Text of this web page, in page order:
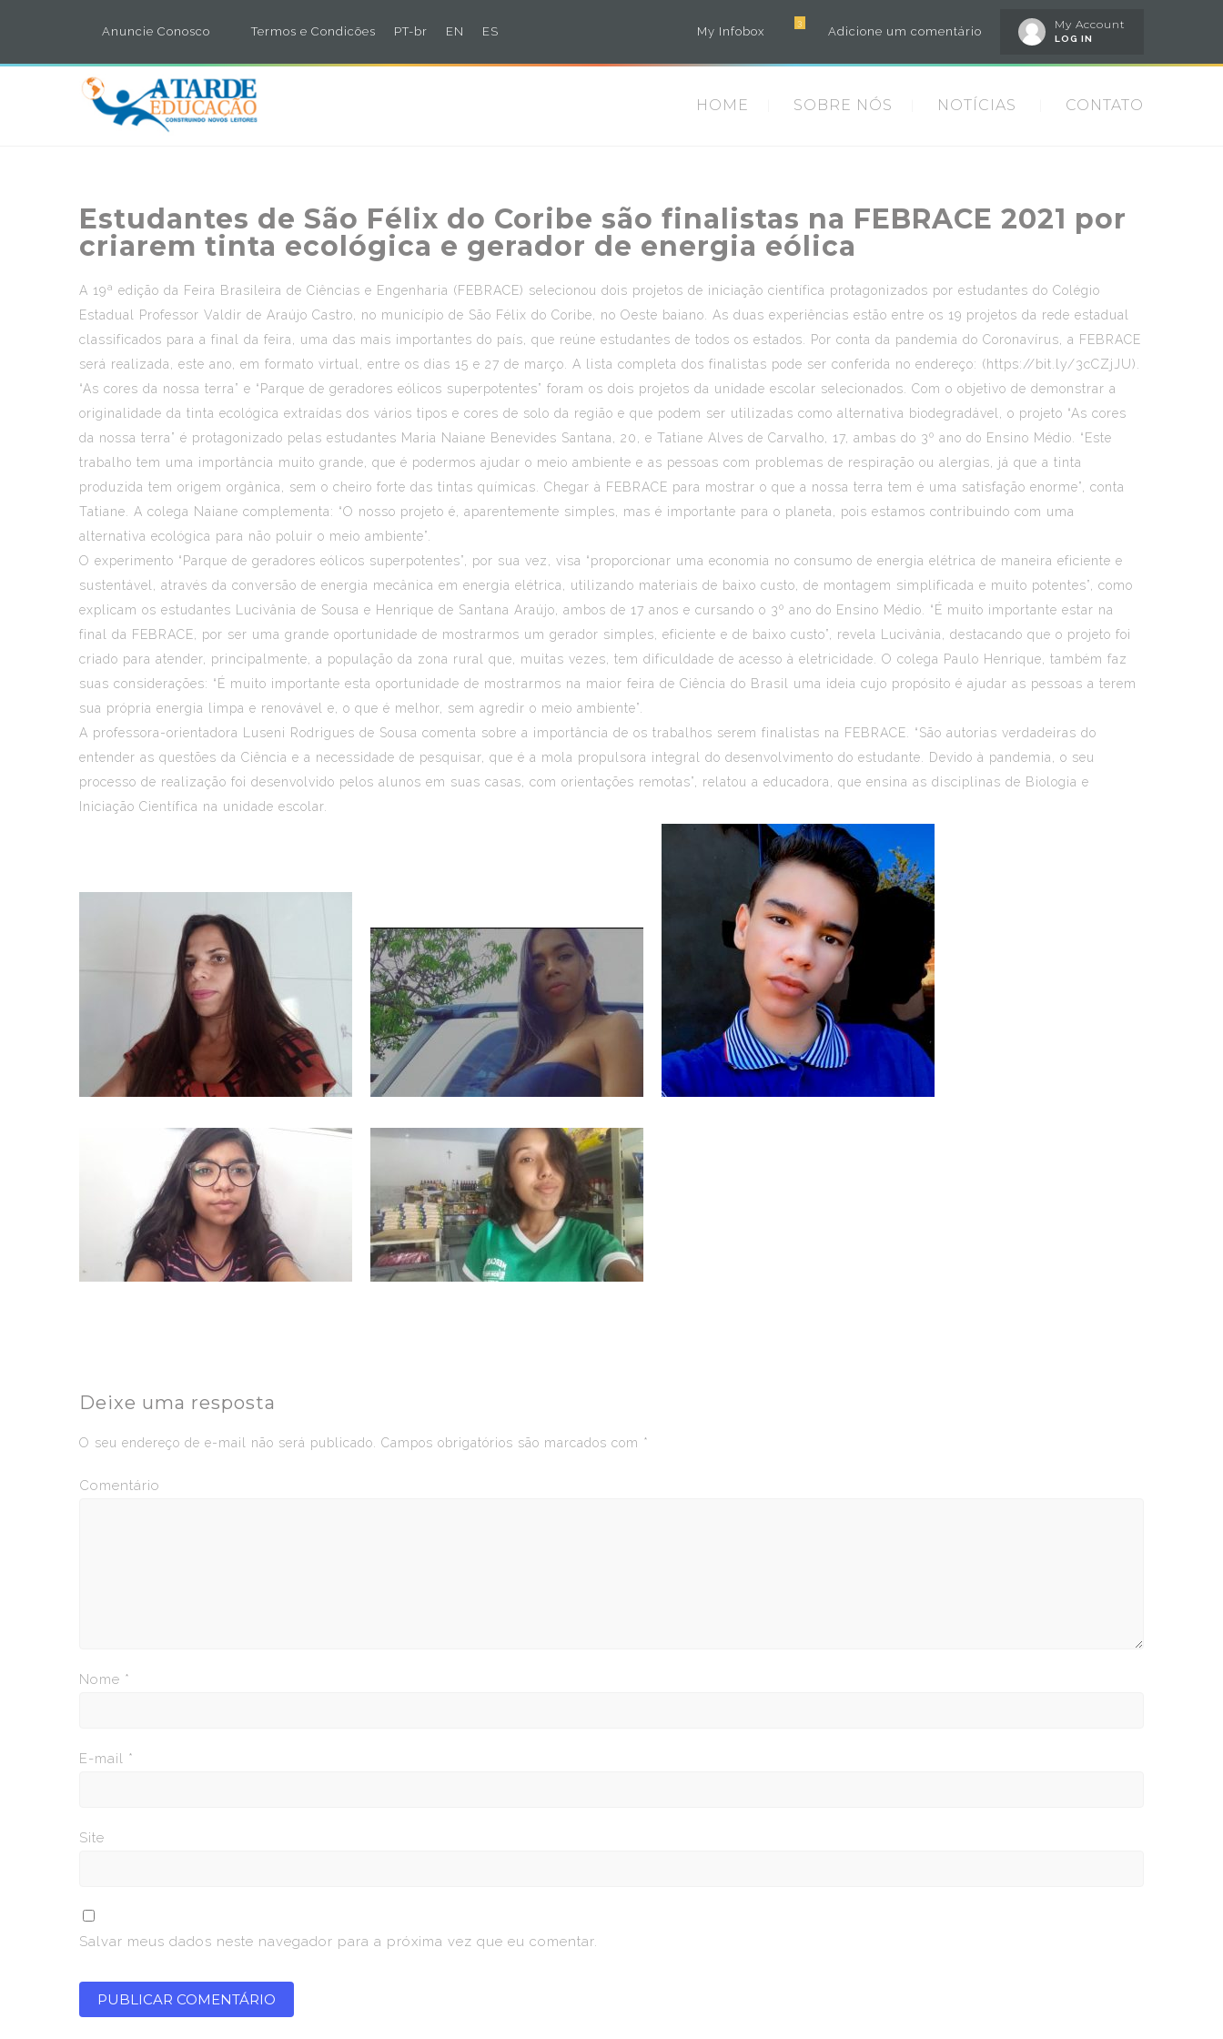
Anuncie Conosco Termos e Condicões PT-br EN ES
My Account
LOG IN
Adicione um comentário
3
My Infobox
HOME SOBRE NÓS NOTÍCIAS CONTATO
Estudantes de São Félix do Coribe são finalistas na FEBRACE 2021 por
criarem tinta ecológica e gerador de energia eólica
A 19ª edição da Feira Brasileira de Ciências e Engenharia (FEBRACE) selecionou dois projetos de iniciação científica protagonizados por estudantes do Colégio
Estadual Professor Valdir de Araújo Castro, no município de São Félix do Coribe, no Oeste baiano. As duas experiências estão entre os 19 projetos da rede estadual
classificados para a final da feira, uma das mais importantes do país, que reúne estudantes de todos os estados. Por conta da pandemia do Coronavírus, a FEBRACE
será realizada, este ano, em formato virtual, entre os dias 15 e 27 de março. A lista completa dos finalistas pode ser conferida no endereço: (https://bit.ly/3cCZjJU).
“As cores da nossa terra” e “Parque de geradores eólicos superpotentes” foram os dois projetos da unidade escolar selecionados. Com o objetivo de demonstrar a
originalidade da tinta ecológica extraídas dos vários tipos e cores de solo da região e que podem ser utilizadas como alternativa biodegradável, o projeto “As cores
da nossa terra” é protagonizado pelas estudantes Maria Naiane Benevides Santana, 20, e Tatiane Alves de Carvalho, 17, ambas do 3º ano do Ensino Médio. “Este
trabalho tem uma importância muito grande, que é podermos ajudar o meio ambiente e as pessoas com problemas de respiração ou alergias, já que a tinta
produzida tem origem orgânica, sem o cheiro forte das tintas químicas. Chegar à FEBRACE para mostrar o que a nossa terra tem é uma satisfação enorme”, conta
Tatiane. A colega Naiane complementa: “O nosso projeto é, aparentemente simples, mas é importante para o planeta, pois estamos contribuindo com uma
alternativa ecológica para não poluir o meio ambiente”.
O experimento “Parque de geradores eólicos superpotentes”, por sua vez, visa “proporcionar uma economia no consumo de energia elétrica de maneira eficiente e
sustentável, através da conversão de energia mecânica em energia elétrica, utilizando materiais de baixo custo, de montagem simplificada e muito potentes”, como
explicam os estudantes Lucivânia de Sousa e Henrique de Santana Araújo, ambos de 17 anos e cursando o 3º ano do Ensino Médio. “É muito importante estar na
final da FEBRACE, por ser uma grande oportunidade de mostrarmos um gerador simples, eficiente e de baixo custo”, revela Lucivânia, destacando que o projeto foi
criado para atender, principalmente, a população da zona rural que, muitas vezes, tem dificuldade de acesso à eletricidade. O colega Paulo Henrique, também faz
suas considerações: “É muito importante esta oportunidade de mostrarmos na maior feira de Ciência do Brasil uma ideia cujo propósito é ajudar as pessoas a terem
sua própria energia limpa e renovável e, o que é melhor, sem agredir o meio ambiente”.
A professora-orientadora Luseni Rodrigues de Sousa comenta sobre a importância de os trabalhos serem finalistas na FEBRACE. “São autorias verdadeiras do
entender as questões da Ciência e a necessidade de pesquisar, que é a mola propulsora integral do desenvolvimento do estudante. Devido à pandemia, o seu
processo de realização foi desenvolvido pelos alunos em suas casas, com orientações remotas”, relatou a educadora, que ensina as disciplinas de Biologia e
Iniciação Científica na unidade escolar.
Deixe uma resposta
O seu endereço de e-mail não será publicado. Campos obrigatórios são marcados com *
Comentário
Nome *
E-mail *
Site
Salvar meus dados neste navegador para a próxima vez que eu comentar.